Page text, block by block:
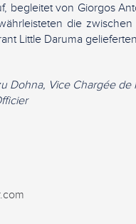
begleitet von Giorgos
die
Little Daruma
Dohna, Vice Chargée de